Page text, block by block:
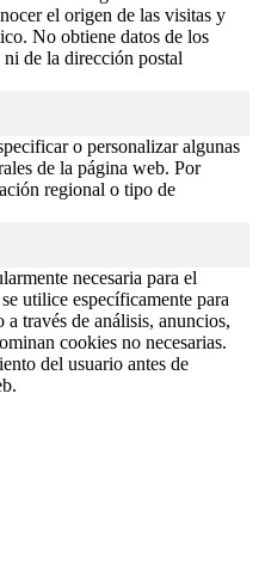
el origen de las visitas y
No obtiene datos de los
de la dirección postal
o personalizar algunas
de la página web. Por
regional o tipo de
necesaria para el
utilice específicamente para
a través de análisis, anuncios,
cookies no necesarias.
del usuario antes de